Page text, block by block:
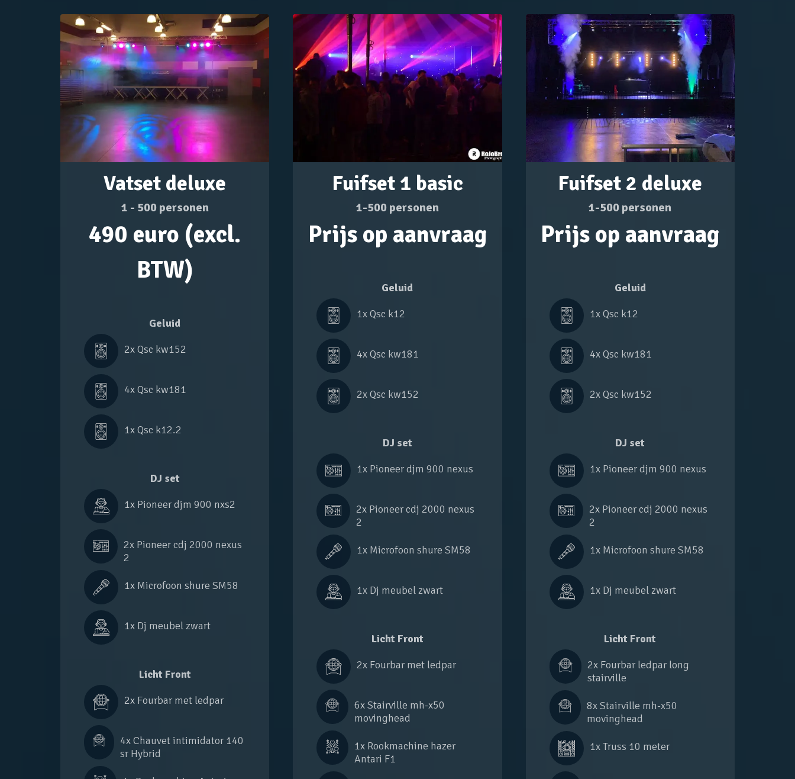
Vatset deluxe
1 - 500 personen
490 euro (excl.
BTW)
Geluid
2x Qsc kw152
4x Qsc kw181
1x Qsc k12.2
DJ set
1x Pioneer djm 900 nxs2
2x Pioneer cdj 2000 nexus
2
1x Microfoon shure SM58
1x Dj meubel zwart
Licht Front
2x Fourbar met ledpar
4x Chauvet intimidator 140
sr Hybrid
Fuifset 1 basic
1-500 personen
Prijs op aanvraag
Geluid
1x Qsc k12
4x Qsc kw181
2x Qsc kw152
DJ set
1x Pioneer djm 900 nexus
2x Pioneer cdj 2000 nexus
2
1x Microfoon shure SM58
1x Dj meubel zwart
Licht Front
2x Fourbar met ledpar
6x Stairville mh-x50
movinghead
1x Rookmachine hazer
Antari F1
Fuifset 2 deluxe
1-500 personen
Prijs op aanvraag
Geluid
1x Qsc k12
4x Qsc kw181
2x Qsc kw152
DJ set
1x Pioneer djm 900 nexus
2x Pioneer cdj 2000 nexus
2
1x Microfoon shure SM58
1x Dj meubel zwart
Licht Front
2x Fourbar ledpar long
stairville
8x Stairville mh-x50
movinghead
1x Truss 10 meter